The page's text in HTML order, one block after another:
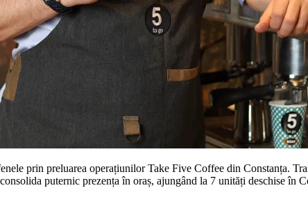
prin preluarea operațiunilor Take Five Coffee din Constanța.
puternic prezența în oraș, ajungând la 7 unități deschise în